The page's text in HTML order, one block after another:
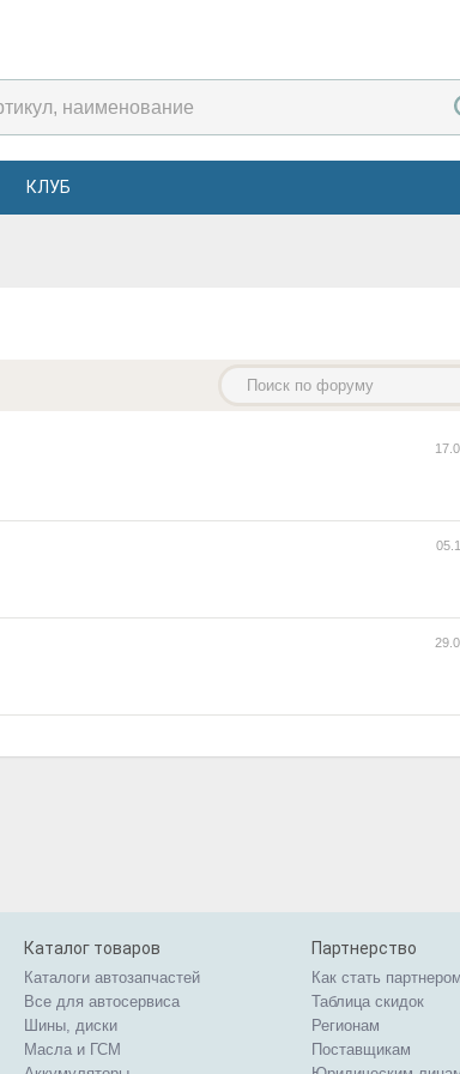
КЛУБ
Каталог товаров
Каталоги автозапчастей
Все для автосервиса
Шины, диски
Масла и ГСМ
Партнерство
Как стать партнером
Таблица скидок
Регионам
Поставщикам